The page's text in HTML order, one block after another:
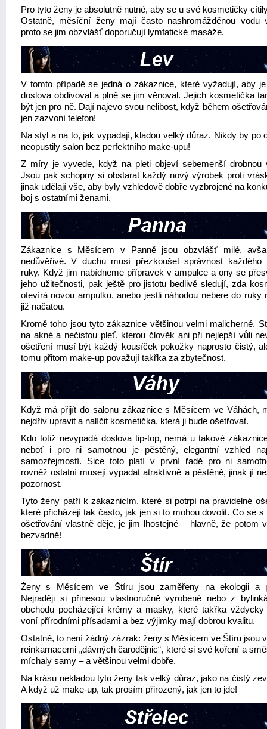
Pro tyto ženy je absolutně nutné, aby se u své kosmetičky
Ostatně, měsíční ženy mají často nashromážděnou vodu
proto se jim obzvlášť doporučují lymfatické masáže.
V tomto případě se jedná o zákaznice, které vyžadují, aby
doslova obdivoval a plně se jim věnoval. Jejich kosmetička
být jen pro ně. Dají najevo svou nelibost, když během
jen zazvoní telefon!
Na styl a na to, jak vypadají, kladou velký důraz. Nikdy by po
neopustily salon bez perfektního make-upu!
Z míry je vyvede, když na pleti objeví sebemenší drobnou
Jsou pak schopny si obstarat každý nový výrobek proti
jinak udělají vše, aby byly vzhledově dobře vyzbrojené na
boj s ostatními ženami.
Zákaznice s Měsícem v Panně jsou obzvlášť milé,
nedůvěřivé. V duchu musí přezkoušet správnost každého
ruky. Když jim nabídneme přípravek v ampulce a ony se
jeho užitečnosti, pak ještě pro jistotu bedlivě sledují, zda
otevírá novou ampulku, anebo jestli náhodou nebere do ruky
již načatou.
Kromě toho jsou tyto zákaznice většinou velmi malicherné.
na akné a nečistou pleť, kterou člověk ani při nejlepší vůli
ošetření musí být každý kousíček pokožky naprosto čistý,
tomu přitom make-up považují takřka za zbytečnost.
Když má přijít do salonu zákaznice s Měsícem ve Váhách,
nejdřív upravit a nalíčit kosmetička, která ji bude ošetřovat.
Kdo totiž nevypadá doslova tip-top, nemá u takové
neboť i pro ni samotnou je pěstěný, elegantní vzhled
samozřejmostí. Sice toto platí v první řadě pro ni
rovněž ostatní musejí vypadat atraktivně a pěstěně, jinak jí
pozornost.
Tyto ženy patří k zákaznicím, které si potrpí na pravidelné
které přicházejí tak často, jak jen si to mohou dovolit. Co se s
ošetřování vlastně děje, je jim lhostejné – hlavně, že potom
bezvadně!
Ženy s Měsícem ve Štíru jsou zaměřeny na ekologii a
Nejraději si přinesou vlastnoručně vyrobené nebo z
obchodu pocházející krémy a masky, které takřka vždycky
voní přírodními přísadami a bez výjimky mají dobrou kvalitu.
Ostatně, to není žádný zázrak: ženy s Měsícem ve Štíru jsou
reinkarnacemi „dávných čarodějnic“, které si své koření a
míchaly samy – a většinou velmi dobře.
Na krásu nekladou tyto ženy tak velký důraz, jako na čistý
A když už make-up, tak prosím přirozený, jak jen to jde!